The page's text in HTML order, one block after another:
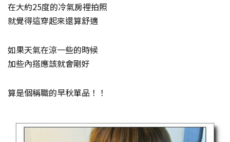
在大約25度的冷氣房裡拍照
就覺得這穿起來還算舒適
如果天氣在涼一些的時候
加些內搭應該就會剛好
算是個稱職的早秋單品！！